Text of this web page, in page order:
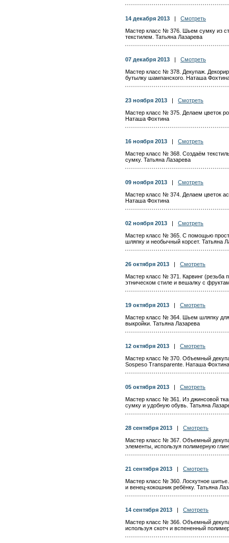
14 декабря 2013
Смотреть
Мастер класс № 376. Шьем сумку из
текстилем. Татьяна Лазарева
07 декабря 2013
Смотреть
Мастер класс № 378. Декупаж.
бутылку шампанского. Наташа
23 ноября 2013
Смотреть
Мастер класс № 375. Делаем цветок
Наташа Фохтина
16 ноября 2013
Смотреть
Мастер класс № 368. Создаём
сумку. Татьяна Лазарева
09 ноября 2013
Смотреть
Мастер класс № 374. Делаем цветок
Наташа Фохтина
02 ноября 2013
Смотреть
Мастер класс № 365. С помощью
шляпку и необычный корсет. Татьяна
26 октября 2013
Смотреть
Мастер класс № 371. Карвинг (резьба
этническом стиле и вешалку с
19 октября 2013
Смотреть
Мастер класс № 364. Шьем шляпку для
выкройки. Татьяна Лазарева
12 октября 2013
Смотреть
Мастер класс № 370. Объемный
Sospeso Transparente. Наташа Фохтина
05 октября 2013
Смотреть
Мастер класс № 361. Из джинсовой
сумку и удобную обувь. Татьяна
28 сентября 2013
Смотреть
Мастер класс № 367. Объемный
элементы, используя полимерную
21 сентября 2013
Смотреть
Мастер класс № 360. Лоскутное
и венец-кокошник ребёнку. Татьяна
14 сентября 2013
Смотреть
Мастер класс № 366. Объемный
используя скотч и вспененный